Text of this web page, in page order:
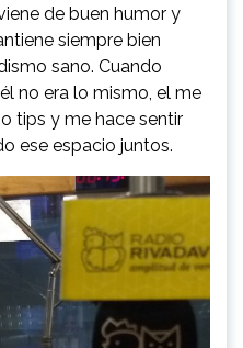
de buen humor y
siempre bien
sano. Cuando
no era lo mismo, el me
tips y me hace sentir
ese espacio juntos.